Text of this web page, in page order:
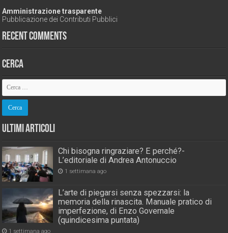
Amministrazione trasparente
Pubblicazione dei Contributi Pubblici
Recent Comments
Cerca
Ultimi Articoli
Chi bisogna ringraziare? E perché?-
L’editoriale di Andrea Antonuccio
1 settimana ago
L’arte di piegarsi senza spezzarsi: la
memoria della rinascita. Manuale pratico di
imperfezione, di Enzo Governale
(quindicesima puntata)
1 settimana ago